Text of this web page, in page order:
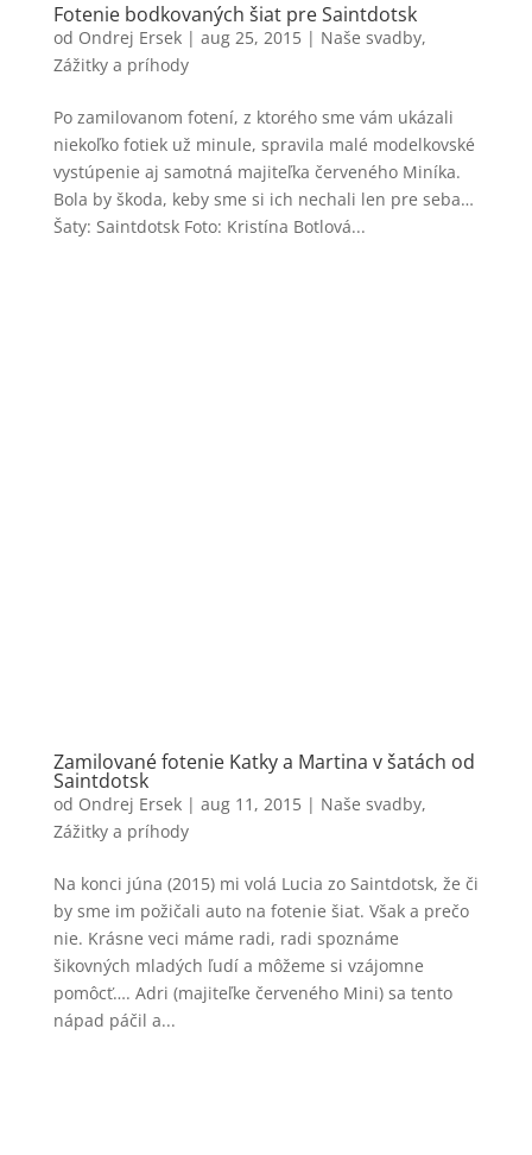
Fotenie bodkovaných šiat pre Saintdotsk
od Ondrej Ersek| aug 25, 2015| Naše svadby,
Zážitky a príhody
Po zamilovanom fotení, z ktorého sme vám ukázali
niekoľko fotiek už minule, spravila malé modelkovské
vystúpenie aj samotná majiteľka červeného Miníka.
Bola by škoda, keby sme si ich nechali len pre seba…
Šaty: Saintdotsk Foto: Kristína Botlová...
Zamilované fotenie Katky a Martina v šatách od
‪Saintdotsk‬
od Ondrej Ersek| aug 11, 2015| Naše svadby,
Zážitky a príhody
Na konci júna (2015) mi volá Lucia zo Saintdotsk, že či
by sme im požičali auto na fotenie šiat. Však a prečo
nie. Krásne veci máme radi, radi spoznáme
šikovných mladých ľudí a môžeme si vzájomne
pomôcť…. Adri (majiteľke červeného Mini) sa tento
nápad páčil a...